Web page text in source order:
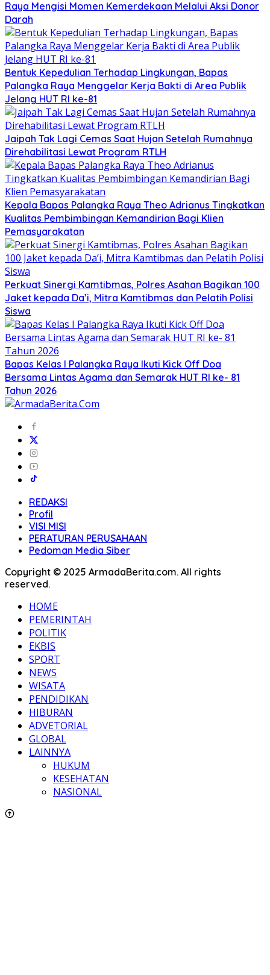
Raya Mengisi Momen Kemerdekaan Melalui Aksi Donor
Darah
Bentuk Kepedulian Terhadap Lingkungan, Bapas
Palangka Raya Menggelar Kerja Bakti di Area Publik
Jelang HUT RI ke-81
Jaipah Tak Lagi Cemas Saat Hujan Setelah Rumahnya
Direhabilitasi Lewat Program RTLH
Kepala Bapas Palangka Raya Theo Adrianus Tingkatkan
Kualitas Pembimbingan Kemandirian Bagi Klien
Pemasyarakatan
Perkuat Sinergi Kamtibmas, Polres Asahan Bagikan 100
Jaket kepada Da’i, Mitra Kamtibmas dan Pelatih Polisi
Siswa
Bapas Kelas I Palangka Raya Ikuti Kick Off Doa
Bersama Lintas Agama dan Semarak HUT RI ke- 81
Tahun 2026
REDAKSI
Profil
VISI MISI
PERATURAN PERUSAHAAN
Pedoman Media Siber
Copyright © 2025 ArmadaBerita.com. All rights
reserved.
HOME
PEMERINTAH
POLITIK
EKBIS
SPORT
NEWS
WISATA
PENDIDIKAN
HIBURAN
ADVETORIAL
GLOBAL
LAINNYA
HUKUM
KESEHATAN
NASIONAL